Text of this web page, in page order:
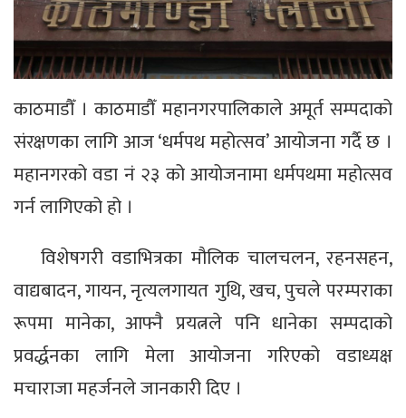
काठमाडौँ । काठमाडौँ महानगरपालिकाले अमूर्त सम्पदाको
संरक्षणका लागि आज ‘धर्मपथ महोत्सव’ आयोजना गर्दै छ ।
महानगरको वडा नं २३ को आयोजनामा धर्मपथमा महोत्सव
गर्न लागिएको हो ।
विशेषगरी वडाभित्रका मौलिक चालचलन, रहनसहन,
वाद्यबादन, गायन, नृत्यलगायत गुथि, खच, पुचले परम्पराका
रूपमा मानेका, आफ्नै प्रयत्नले पनि धानेका सम्पदाको
प्रवर्द्धनका लागि मेला आयोजना गरिएको वडाध्यक्ष
मचाराजा महर्जनले जानकारी दिए ।